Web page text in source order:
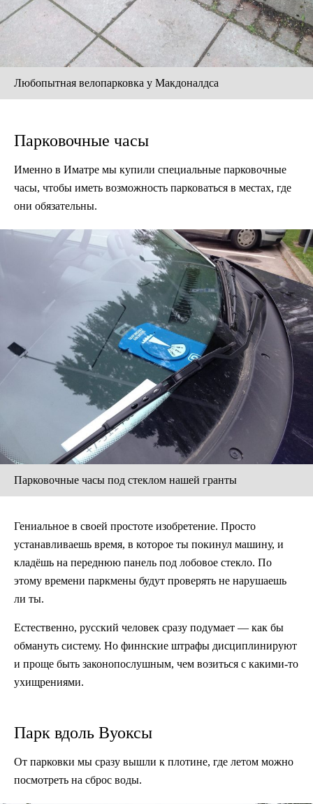
Любопытная велопарковка у Макдоналдса
Парковочные часы
Именно в Иматре мы купили специальные парковочные
часы, чтобы иметь возможность парковаться в местах, где
они обязательны.
Парковочные часы под стеклом нашей гранты
Гениальное в своей простоте изобретение. Просто
устанавливаешь время, в которое ты покинул машину, и
кладёшь на переднюю панель под лобовое стекло. По
этому времени паркмены будут проверять не нарушаешь
ли ты.
Естественно, русский человек сразу подумает — как бы
обмануть систему. Но финнские штрафы дисциплинируют
и проще быть законопослушным, чем возиться с какими-то
ухищрениями.
Парк вдоль Вуоксы
От парковки мы сразу вышли к плотине, где летом можно
посмотреть на сброс воды.